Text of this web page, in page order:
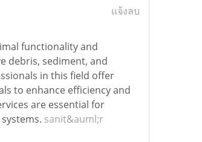
แจ้งลบ
functionality and
debris, sediment, and
in this field offer
to enhance efficiency and
are essential for
sanit&auml;r